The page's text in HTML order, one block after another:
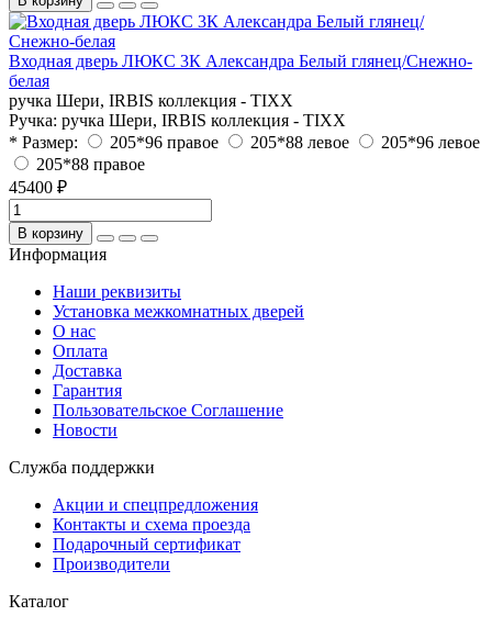
Входная дверь ЛЮКС 3К Александра Белый глянец/Снежно-
белая
ручка Шери, IRBIS коллекция - TIXX
Ручка: ручка Шери, IRBIS коллекция - TIXX
* Размер:
205*96 правое 205*88 левое
205*96 левое
205*88 правое
45400 ₽
В корзину
Информация
Наши реквизиты
Установка межкомнатных дверей
О нас
Оплата
Доставка
Гарантия
Пользовательское Соглашение
Новости
Служба поддержки
Акции и спецпредложения
Контакты и схема проезда
Подарочный сертификат
Производители
Каталог